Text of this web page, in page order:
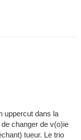
uppercut dans la
changer de v(o)ie
tueur. Le trio